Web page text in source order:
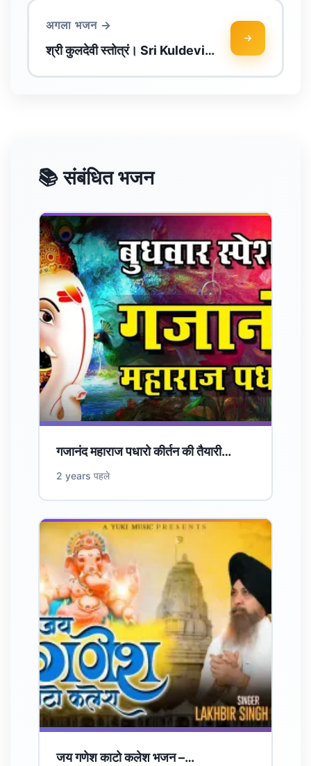
अगला भजन →
श्री कुलदेवी स्तोत्रं। Sri Kuldevi…
📚 संबंधित भजन
गजानंद महाराज पधारो कीर्तन की तैयारी…
2 years पहले
जय गणेश काटो कलेश भजन –…